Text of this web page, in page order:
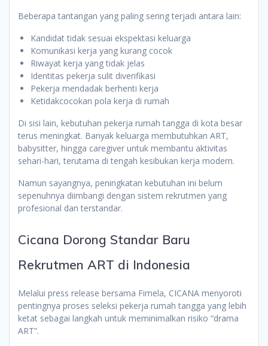
Beberapa tantangan yang paling sering terjadi antara lain:
Kandidat tidak sesuai ekspektasi keluarga
Komunikasi kerja yang kurang cocok
Riwayat kerja yang tidak jelas
Identitas pekerja sulit diverifikasi
Pekerja mendadak berhenti kerja
Ketidakcocokan pola kerja di rumah
Di sisi lain, kebutuhan pekerja rumah tangga di kota besar
terus meningkat. Banyak keluarga membutuhkan ART,
babysitter, hingga caregiver untuk membantu aktivitas
sehari-hari, terutama di tengah kesibukan kerja modern.
Namun sayangnya, peningkatan kebutuhan ini belum
sepenuhnya diimbangi dengan sistem rekrutmen yang
profesional dan terstandar.
Cicana Dorong Standar Baru
Rekrutmen ART di Indonesia
Melalui press release bersama Fimela, CICANA menyoroti
pentingnya proses seleksi pekerja rumah tangga yang lebih
ketat sebagai langkah untuk meminimalkan risiko “drama
ART”.